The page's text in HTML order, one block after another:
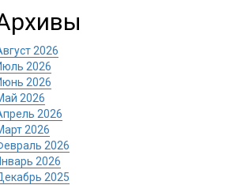
2026
2026
2026
2026
2026
2026
2026
2026
2025